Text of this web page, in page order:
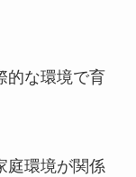
的な環境で育
庭環境が関係